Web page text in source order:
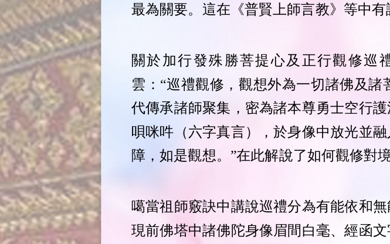
最為關要。這在《普賢上師言教》等中有
關於加行發殊勝菩提心及正行觀修巡
雲：“巡禮觀修，觀想外為一切諸佛及
代傳承諸師聚集，密為諸本尊勇士空行
唄咪吽（六字真言），於身像中放光並
障，如是觀想。”在此解說了如何觀修對境
噶當祖師竅訣中講說巡禮分為有能依和
現前佛塔中諸佛陀身像眉間白毫、經函